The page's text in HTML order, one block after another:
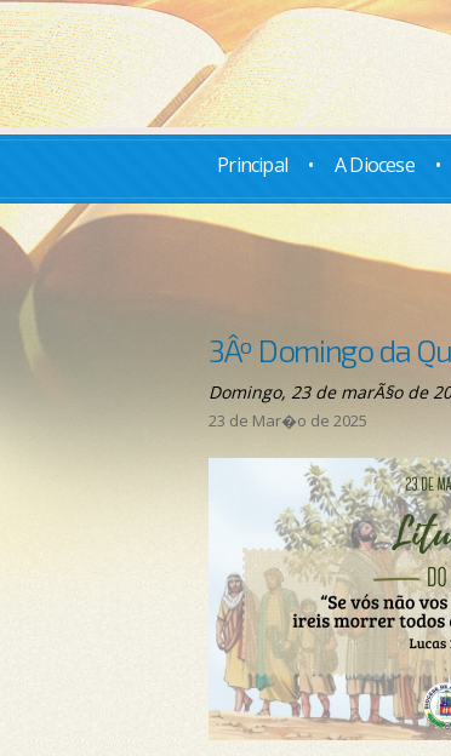
Principal • A Diocese •
3Âº Domingo da
Domingo, 23 de marÃ§o de
23 de Mar�o de 2025